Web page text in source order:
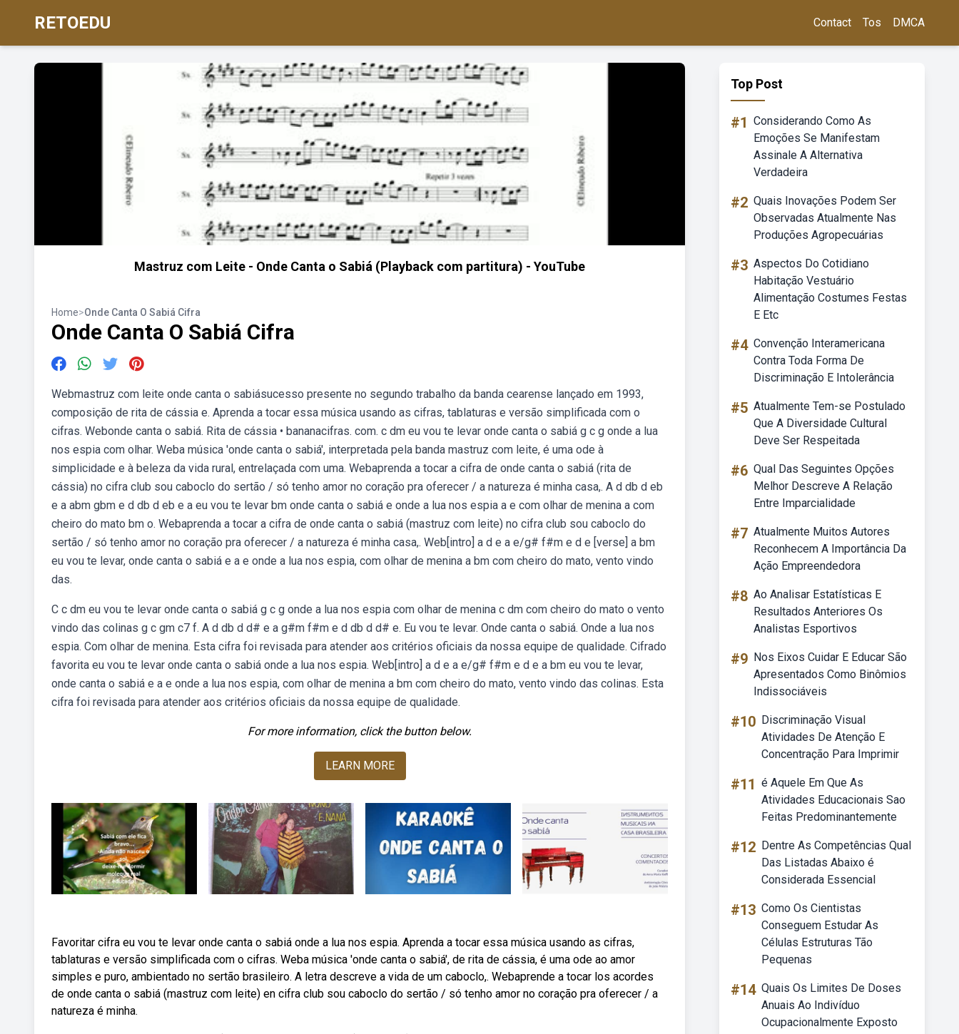
RETOEDU Contact Tos DMCA
Mastruz com Leite - Onde Canta o Sabiá (Playback com partitura) - YouTube
Home>Onde Canta O Sabiá Cifra
Onde Canta O Sabiá Cifra
Webmastruz com leite onde canta o sabiásucesso presente no segundo trabalho da banda cearense lançado em 1993,
composição de rita de cássia e. Aprenda a tocar essa música usando as cifras, tablaturas e versão simplificada com o
cifras. Webonde canta o sabiá. Rita de cássia • bananacifras. com. c dm eu vou te levar onde canta o sabiá g c g onde a lua
nos espia com olhar. Weba música 'onde canta o sabiá', interpretada pela banda mastruz com leite, é uma ode à
simplicidade e à beleza da vida rural, entrelaçada com uma. Webaprenda a tocar a cifra de onde canta o sabiá (rita de
cássia) no cifra club sou caboclo do sertão / só tenho amor no coração pra oferecer / a natureza é minha casa,. A d db d eb
e a abm gbm e d db d eb e a eu vou te levar bm onde canta o sabiá e onde a lua nos espia a e com olhar de menina a com
cheiro do mato bm o. Webaprenda a tocar a cifra de onde canta o sabiá (mastruz com leite) no cifra club sou caboclo do
sertão / só tenho amor no coração pra oferecer / a natureza é minha casa,. Web[intro] a d e a e/g# f#m e d e [verse] a bm
eu vou te levar, onde canta o sabiá e a e onde a lua nos espia, com olhar de menina a bm com cheiro do mato, vento vindo
das.
C c dm eu vou te levar onde canta o sabiá g c g onde a lua nos espia com olhar de menina c dm com cheiro do mato o vento
vindo das colinas g c gm c7 f. A d db d d# e a g#m f#m e d db d d# e. Eu vou te levar. Onde canta o sabiá. Onde a lua nos
espia. Com olhar de menina. Esta cifra foi revisada para atender aos critérios oficiais da nossa equipe de qualidade. Cifrado
favorita eu vou te levar onde canta o sabiá onde a lua nos espia. Web[intro] a d e a e/g# f#m e d e a bm eu vou te levar,
onde canta o sabiá e a e onde a lua nos espia, com olhar de menina a bm com cheiro do mato, vento vindo das colinas. Esta
cifra foi revisada para atender aos critérios oficiais da nossa equipe de qualidade.
For more information, click the button below.
LEARN MORE
Favoritar cifra eu vou te levar onde canta o sabiá onde a lua nos espia. Aprenda a tocar essa música usando as cifras,
tablaturas e versão simplificada com o cifras. Weba música 'onde canta o sabiá', de rita de cássia, é uma ode ao amor
simples e puro, ambientado no sertão brasileiro. A letra descreve a vida de um caboclo,. Webaprende a tocar los acordes
de onde canta o sabiá (mastruz com leite) en cifra club sou caboclo do sertão / só tenho amor no coração pra oferecer / a
natureza é minha.
Top Post
#1 Considerando Como As
Emoções Se Manifestam
Assinale A Alternativa
Verdadeira
#2 Quais Inovações Podem Ser
Observadas Atualmente Nas
Produções Agropecuárias
#3 Aspectos Do Cotidiano
Habitação Vestuário
Alimentação Costumes Festas
E Etc
#4 Convenção Interamericana
Contra Toda Forma De
Discriminação E Intolerância
#5 Atualmente Tem-se Postulado
Que A Diversidade Cultural
Deve Ser Respeitada
#6 Qual Das Seguintes Opções
Melhor Descreve A Relação
Entre Imparcialidade
#7 Atualmente Muitos Autores
Reconhecem A Importância Da
Ação Empreendedora
#8 Ao Analisar Estatísticas E
Resultados Anteriores Os
Analistas Esportivos
#9 Nos Eixos Cuidar E Educar São
Apresentados Como Binômios
Indissociáveis
#10 Discriminação Visual
Atividades De Atenção E
Concentração Para Imprimir
#11 é Aquele Em Que As
Atividades Educacionais Sao
Feitas Predominantemente
#12 Dentre As Competências Qual
Das Listadas Abaixo é
Considerada Essencial
#13 Como Os Cientistas
Conseguem Estudar As
Células Estruturas Tão
Pequenas
#14 Quais Os Limites De Doses
Anuais Ao Indivíduo
Ocupacionalmente Exposto